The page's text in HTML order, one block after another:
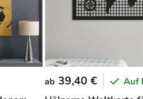
ab 39,40 € Auf